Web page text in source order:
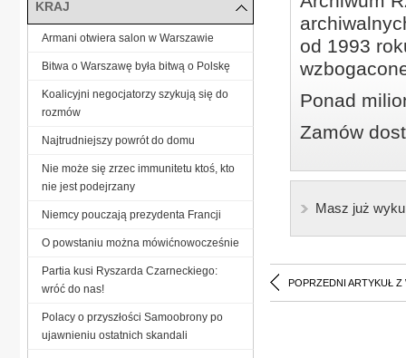
od 1993
Ponad
Zamów
Masz już
POPRZEDNI ARTYKUŁ Z
KRAJ
Armani otwiera salon w Warszawie
Bitwa o Warszawę była bitwą o Polskę
Koalicyjni negocjatorzy szykują się do
rozmów
Najtrudniejszy powrót do domu
Nie może się zrzec immunitetu ktoś, kto
nie jest podejrzany
Niemcy pouczają prezydenta Francji
O powstaniu można mówićnowocześnie
Partia kusi Ryszarda Czarneckiego:
wróć do nas!
Polacy o przyszłości Samoobrony po
ujawnieniu ostatnich skandali